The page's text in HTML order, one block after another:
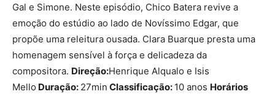
Gal e Simone. Neste episódio, Chico Batera revive a
emoção do estúdio ao lado de Novíssimo Edgar, que
propõe uma releitura ousada. Clara Buarque presta uma
homenagem sensível à força e delicadeza da
compositora. Direção:Henrique Alqualo e Isis
Mello Duração: 27min Classificação: 10 anos Horários